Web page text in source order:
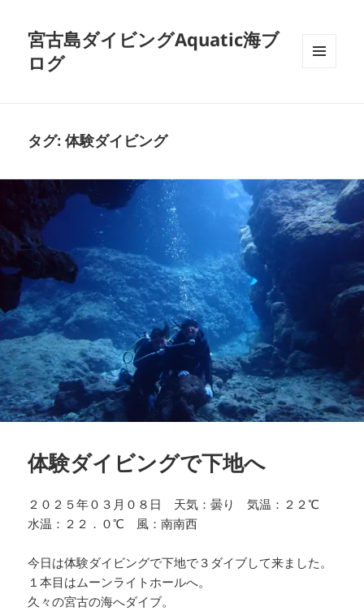
宮古島ダイビングAquatic海ブ
ログ
タグ:体験ダイビング
体験ダイビングで下地へ
２０２５年０３月０８日 天気：曇り 気温：２２℃
水温：２２．０℃ 風：南南西
今日は体験ダイビングで下地で３ダイブして来ました。
１本目はムーンライトホールへ。
久々の宮古の海へダイブ。